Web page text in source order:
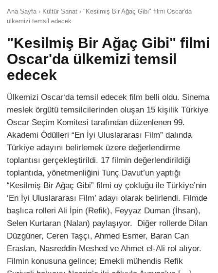
Ana Sayfa › Kültür Sanat › "Kesilmiş Bir Ağaç Gibi" filmi Oscar'da
ülkemizi temsil edecek
"Kesilmiş Bir Ağaç Gibi" filmi
Oscar'da ülkemizi temsil
edecek
Ülkemizi Oscar‘da temsil edecek film belli oldu. Sinema
meslek örgütü temsilcilerinden oluşan 15 kişilik Türkiye
Oscar Seçim Komitesi tarafından düzenlenen 99.
Akademi Ödülleri “En İyi Uluslararası Film” dalında
Türkiye adayını belirlemek üzere değerlendirme
toplantısı gerçekleştirildi. 17 filmin değerlendirildiği
toplantıda, yönetmenliğini Tunç Davut’un yaptığı
“Kesilmiş Bir Ağaç Gibi” filmi oy çokluğu ile Türkiye’nin
‘En İyi Uluslararası Film’ adayı olarak belirlendi. Filmde
başlıca rolleri Ali İpin (Refik), Feyyaz Duman (İhsan),
Selen Kurtaran (Nalan) paylaşıyor. Diğer rollerde Dilan
Düzgüner, Ceren Taşçı, Ahmed Esmer, Baran Can
Eraslan, Nasreddin Meshed ve Ahmet el-Ali rol alıyor.
Filmin konusuna gelince; Emekli mühendis Refik